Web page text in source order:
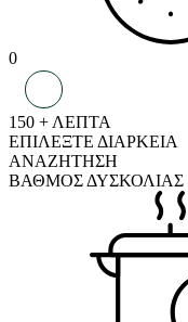
0
150 + ΛΕΠΤΑ
ΕΠΙΛΕΞΤΕ ΔΙΑΡΚΕΙΑ
ΑΝΑΖΗΤΗΣΗ
ΒΑΘΜΟΣ ΔΥΣΚΟΛΙΑΣ